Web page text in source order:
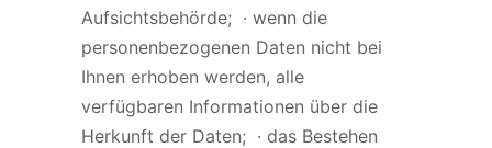
Aufsichtsbehörde; · wenn die
personenbezogenen Daten nicht bei
Ihnen erhoben werden, alle
verfügbaren Informationen über die
Herkunft der Daten; · das Bestehen